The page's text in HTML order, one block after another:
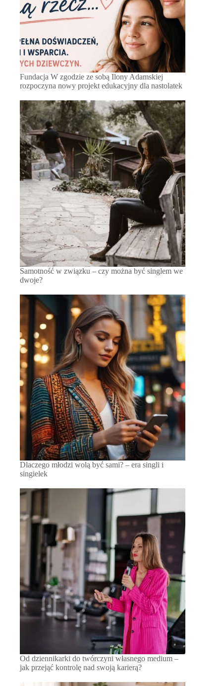
Fundacja W zgodzie ze sobą Ilony Adamskiej
rozpoczyna nowy projekt edukacyjny dla nastolatek
Samotność w związku – czy można być singlem we
dwoje?
Dlaczego młodzi wolą być sami? – era singli i
singielek
Od dziennikarki do twórczyni własnego medium –
jak przejąć kontrolę nad swoją karierą?